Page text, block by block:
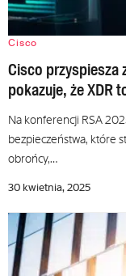
Cisco
Cisco przyspiesza
pokazuje, że XDR
Na konferencji RSA
bezpieczeństwa, które
obrońcy,…
30 kwietnia, 2025